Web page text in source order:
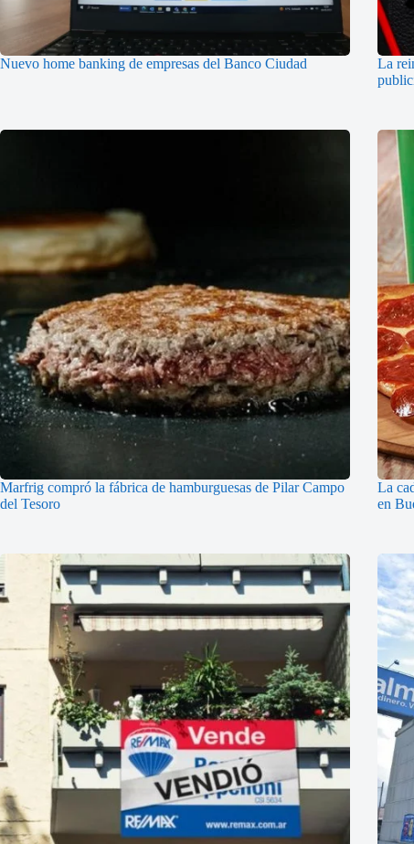
Nuevo home banking de empresas del Banco Ciudad
La
Marfrig compró la fábrica de hamburguesas de Pilar Campo
del Tesoro
La
en